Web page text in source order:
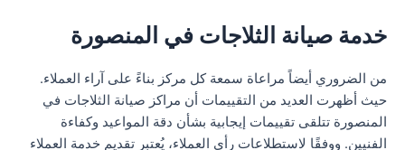
خدمة صيانة الثلاجات في المنصورة
من الضروري أيضاً مراعاة سمعة كل مركز بناءً على آراء العملاء.
حيث أظهرت العديد من التقييمات أن مراكز صيانة الثلاجات في
المنصورة تتلقى تقييمات إيجابية بشأن دقة المواعيد وكفاءة
الفنيين. ووفقًا لاستطلاعات رأي العملاء، يُعتبر تقديم خدمة العملاء